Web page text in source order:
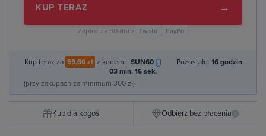
KUP TERAZ →
Zapłać za 30 dni z Twisto PayPo
Kup teraz za 59,60 zł z kodem: SUN60 Pozostało: 16 godzin
03 min. 15 sek.
(przy zakupach za minimum 300 zł)
Kup dla kogoś Odbierz bez płacenia i